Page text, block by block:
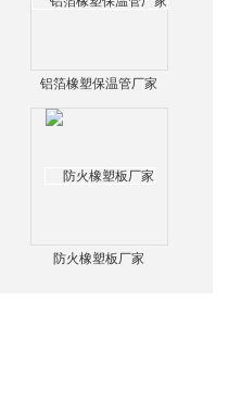
铝箔橡塑保温管厂家
防火橡塑板厂家